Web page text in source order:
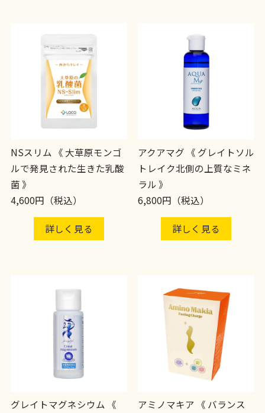
NSスリム 《 大草原モンゴ
ルで発見された生きた乳酸
菌 》
4,600円（税込）
詳しく見る
アクアマグ 《 グレイトソル
トレイク北側の上質なミネ
ラル 》
6,800円（税込）
詳しく見る
グレイトマグネシウム 《
アミノマキア 《 バランス